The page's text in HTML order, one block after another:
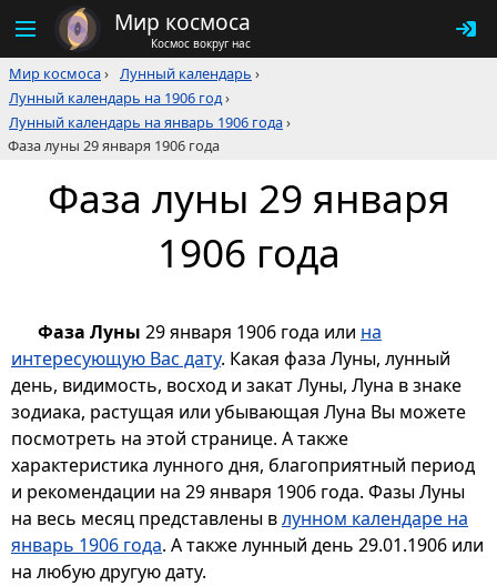
Мир космоса
Космос вокруг нас
Мир космоса› Лунный календарь ›
Лунный календарь на 1906 год›
Лунный календарь на январь 1906 года›
Фаза луны 29 января 1906 года
Фаза луны 29 января
1906 года
Фаза Луны 29 января 1906 года или на
интересующую Вас дату. Какая фаза Луны, лунный
день, видимость, восход и закат Луны, Луна в знаке
зодиака, растущая или убывающая Луна Вы можете
посмотреть на этой странице. А также
характеристика лунного дня, благоприятный период
и рекомендации на 29 января 1906 года. Фазы Луны
на весь месяц представлены влунном календаре на
январь 1906 года. А также лунный день 29.01.1906 или
на любую другую дату.